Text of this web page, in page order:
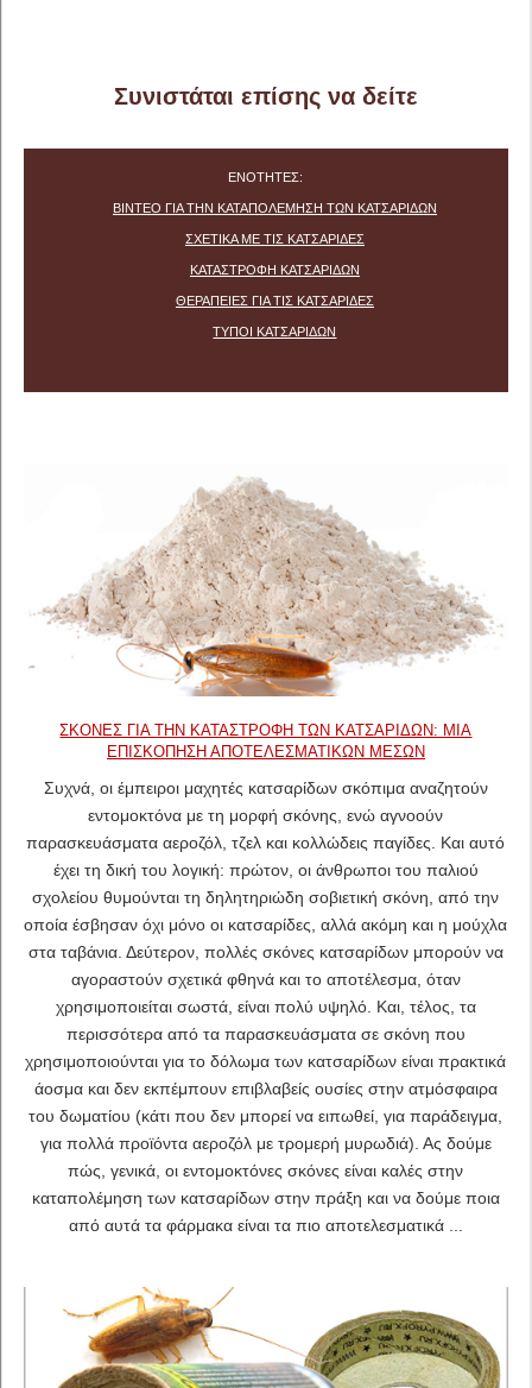
Συνιστάται επίσης να δείτε
ΕΝΌΤΗΤΕΣ:
ΒΊΝΤΕΟ ΓΙΑ ΤΗΝ ΚΑΤΑΠΟΛΈΜΗΣΗ ΤΩΝ ΚΑΤΣΑΡΊΔΩΝ
ΣΧΕΤΙΚΆ ΜΕ ΤΙΣ ΚΑΤΣΑΡΊΔΕΣ
ΚΑΤΑΣΤΡΟΦΉ ΚΑΤΣΑΡΊΔΩΝ
ΘΕΡΑΠΕΊΕΣ ΓΙΑ ΤΙΣ ΚΑΤΣΑΡΊΔΕΣ
ΤΎΠΟΙ ΚΑΤΣΑΡΊΔΩΝ
ΣΚΌΝΕΣ ΓΙΑ ΤΗΝ ΚΑΤΑΣΤΡΟΦΉ ΤΩΝ ΚΑΤΣΑΡΊΔΩΝ: ΜΙΑ
ΕΠΙΣΚΌΠΗΣΗ ΑΠΟΤΕΛΕΣΜΑΤΙΚΏΝ ΜΈΣΩΝ
Συχνά, οι έμπειροι μαχητές κατσαρίδων σκόπιμα αναζητούν
εντομοκτόνα με τη μορφή σκόνης, ενώ αγνοούν
παρασκευάσματα αεροζόλ, τζελ και κολλώδεις παγίδες. Και αυτό
έχει τη δική του λογική: πρώτον, οι άνθρωποι του παλιού
σχολείου θυμούνται τη δηλητηριώδη σοβιετική σκόνη, από την
οποία έσβησαν όχι μόνο οι κατσαρίδες, αλλά ακόμη και η μούχλα
στα ταβάνια. Δεύτερον, πολλές σκόνες κατσαρίδων μπορούν να
αγοραστούν σχετικά φθηνά και το αποτέλεσμα, όταν
χρησιμοποιείται σωστά, είναι πολύ υψηλό. Και, τέλος, τα
περισσότερα από τα παρασκευάσματα σε σκόνη που
χρησιμοποιούνται για το δόλωμα των κατσαρίδων είναι πρακτικά
άοσμα και δεν εκπέμπουν επιβλαβείς ουσίες στην ατμόσφαιρα
του δωματίου (κάτι που δεν μπορεί να ειπωθεί, για παράδειγμα,
για πολλά προϊόντα αεροζόλ με τρομερή μυρωδιά). Ας δούμε
πώς, γενικά, οι εντομοκτόνες σκόνες είναι καλές στην
καταπολέμηση των κατσαρίδων στην πράξη και να δούμε ποια
από αυτά τα φάρμακα είναι τα πιο αποτελεσματικά ...